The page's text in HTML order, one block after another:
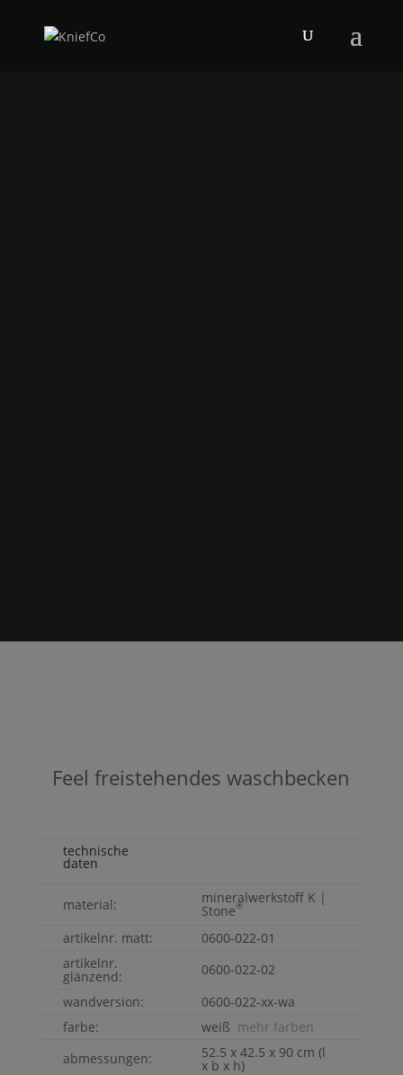
Feel freistehendes waschbecken
technische
daten
material: mineralwerkstoff K |
Stone®
artikelnr. matt:
0600-022-01
artikelnr.
glänzend:
0600-022-02
wandversion:
0600-022-xx-wa
farbe:
weiß mehr farben
abmessungen:
52.5 x 42.5 x 90 cm (l
x b x h)